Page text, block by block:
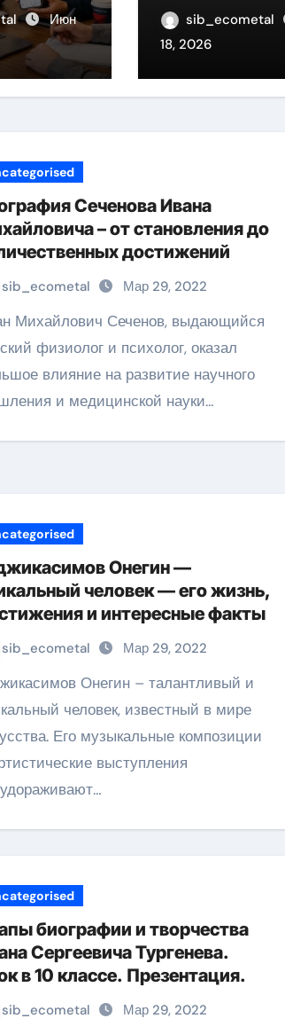
Июн
sib_ecometal
18, 2026
Сеченова Ивана
– от становления до
достижений
sib_ecometal Мар 29, 2022
физиолог и психолог, оказал
влияние на развитие научного
и медицинской науки…
Онегин —
человек — его жизнь,
и интересные факты
sib_ecometal Мар 29, 2022
человек, известный в мире
Его музыкальные композиции
выступления
биографии и творчества
Сергеевича Тургенева.
в 10 классе. Презентация.
sib_ecometal Мар 29, 2022